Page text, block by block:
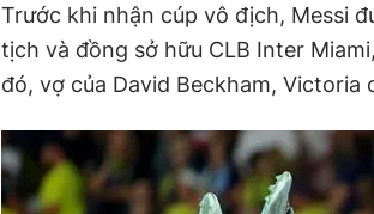
Trước khi nhận cúp vô địch, Messi
tịch và đồng sở hữu CLB Inter
đó, vợ của David Beckham,